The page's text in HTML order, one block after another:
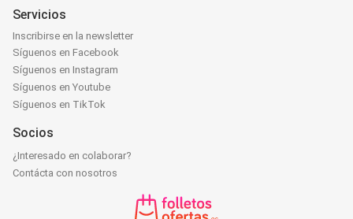
Servicios
Inscribirse en la newsletter
Síguenos en Facebook
Síguenos en Instagram
Síguenos en Youtube
Síguenos en TikTok
Socios
¿Interesado en colaborar?
Contácta con nosotros